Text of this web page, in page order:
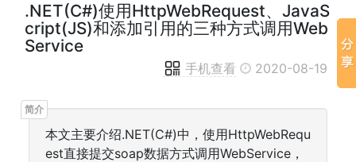
.NET(C#)使用HttpWebRequest、JavaS
cript(JS)和添加引用的三种方式调用Web
Service
手机查看 2020-08-19
本文主要介绍.NET(C#)中，使用HttpWebRequ
est直接提交soap数据方式调用WebService，